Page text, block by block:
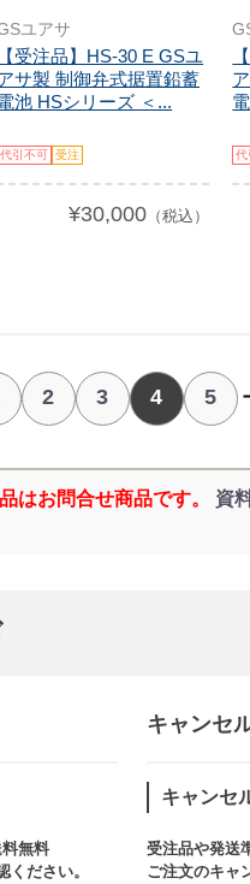
ユアサ
【受注品】HS-30 E GSユ
サ製 制御弁式据置鉛蓄
池 HSシリーズ ＜...
代引不可 受注
¥30,000（税込）
代
2 3 4 5
はお問合せ商品です。 資
無料
ください。​
キャンセ
キャンセ
受注品や発送
ご注文のキャ